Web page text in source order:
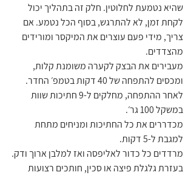
שהיא נטמעת לחלוטין. חלק זה בתהליך יכול
לקחת זמן, לא להתרגש, בסוף הכל נטמע. אם
צריך, מידי פעם עוצרים את המיקסר ומורידים
מהצדדים.
מעבירים את הבצק לקערה משומנת קלות,
ומכסים להתפחה של 40 דקות בטמפ׳ החדר.
לאחר ההתפחה, מחלקים ל-9 חתיכות שוות
במשקל 100 גר׳.
מכדררים את כל החתיכות ומניחים מתחת
למגבת ל-5 דקות.
מרדדים כל כדור לאליפסה ואז למלבן ארוך ודק.
בעזרת גלגלת פיצה או סכין, חותכים רצועות